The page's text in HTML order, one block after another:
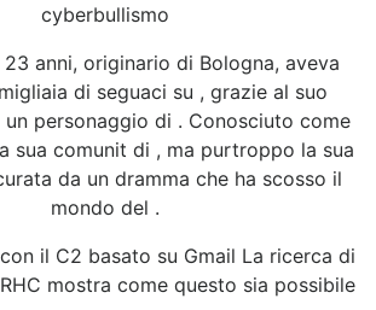
cyberbullismo
anni, originario di Bologna, aveva
di seguaci su , grazie al suo
personaggio di . Conosciuto come
sua comunit di , ma purtroppo la sua
da un dramma che ha scosso il
mondo del .
il C2 basato su Gmail La ricerca di
mostra come questo sia possibile